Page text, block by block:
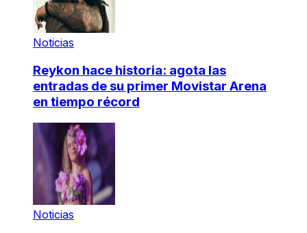
Noticias
Reykon hace historia: agota las
entradas de su primer Movistar Arena
en tiempo récord
Noticias